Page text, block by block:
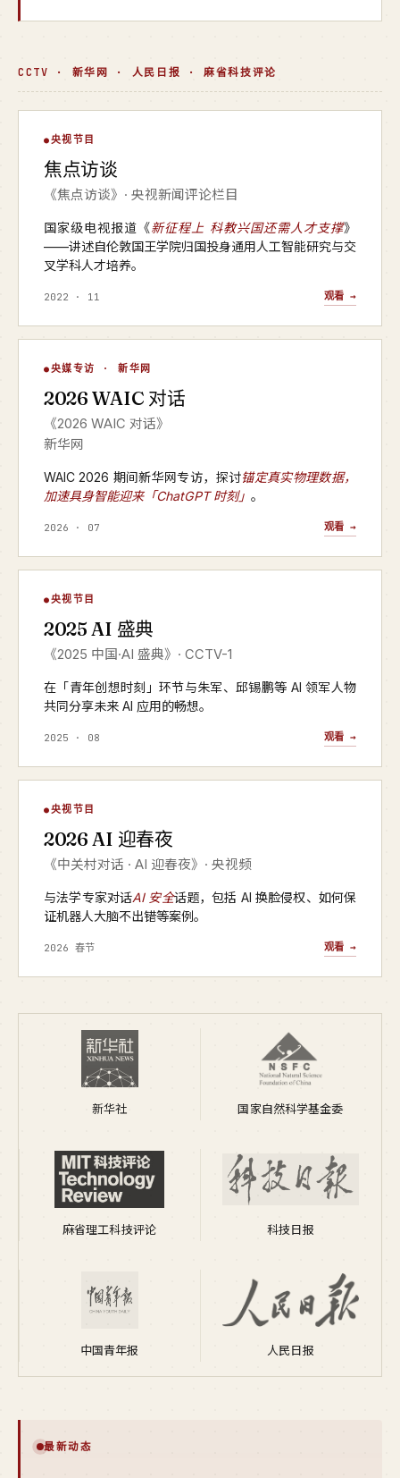
CCTV · 新华网 · 人民日报 · 麻省科技评论
焦点访谈
央视 · 焦点访谈
央视节目
焦点访谈
《焦点访谈》· 央视新闻评论栏目
国家级电视报道《新征程上 科教兴国还需人才支撑》
——讲述自伦敦国王学院归国投身通用人工智能研究与交
叉学科人才培养。
2022 · 11 观看 →
WAIC 对话
新华网 · 2026
▶
央媒专访 · 新华网
2026 WAIC 对话
《2026 WAIC 对话》
新华网
WAIC 2026 期间新华网专访，探讨锚定真实物理数据，
加速具身智能迎来「ChatGPT 时刻」 。
2026 · 07 观看 →
AI 盛典
CCTV-1 · 2025 年度
央视节目
2025 AI 盛典
《2025 中国·AI 盛典》· CCTV-1
在「青年创想时刻」环节与朱军、邱锡鹏等 AI 领军人物
共同分享未来 AI 应用的畅想。
2025 · 08 观看 →
AI 迎春夜
央视频 · 2026
央视节目
2026 AI 迎春夜
《中关村对话 · AI 迎春夜》· 央视频
与法学专家对话AI 安全话题，包括 AI 换脸侵权、如何保
证机器人大脑不出错等案例。
2026 春节 观看 →
新华社 国家自然科学基金委
麻省理工科技评论 科技日报
中国青年报 人民日报
最新动态